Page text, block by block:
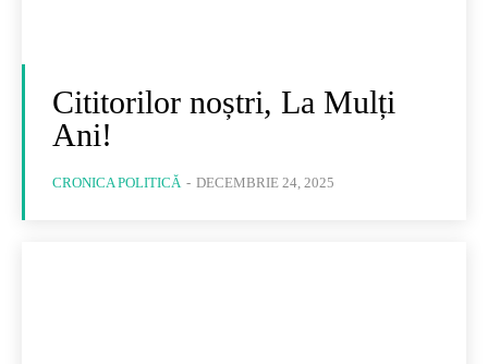
Cititorilor noștri, La Mulți
Ani!
CRONICA POLITICĂ - DECEMBRIE 24, 2025